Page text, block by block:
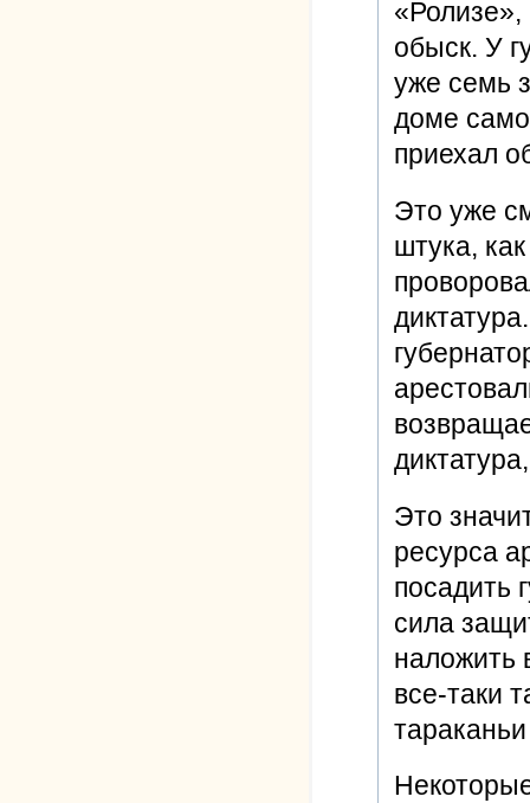
«Ролизе»,
обыск. У
уже семь
доме
приехал
Это уже
штука,
Это
ресурса
посадить
сила
наложить
все-таки